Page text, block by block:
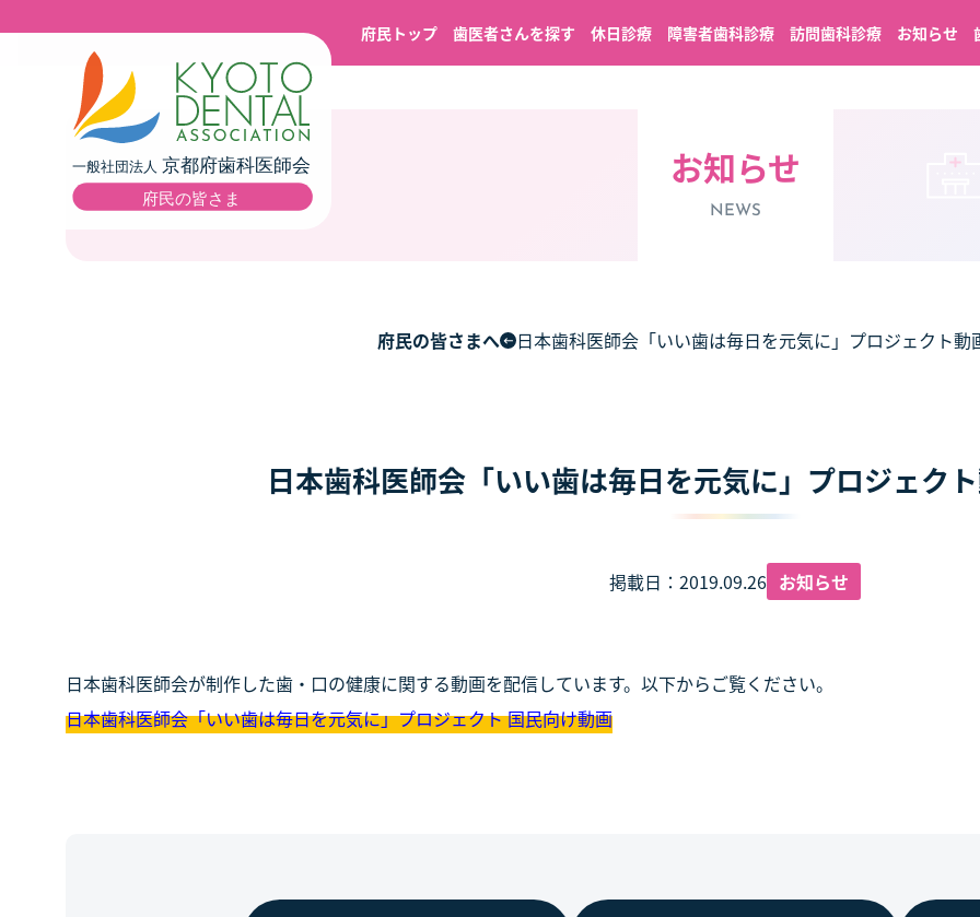
府民トップ 歯医者さんを探す 休日診療 障害者歯科診療 訪問歯科診療 お知らせ
お知らせ
NEWS
府民の皆さまへ 日本歯科医師会「いい歯は毎日を元気に」プロジェクト動
日本歯科医師会「いい歯は毎日を元気に」プロジェク
掲載日：2019.09.26 お知らせ
日本歯科医師会が制作した歯・口の健康に関する動画を配信しています。以下からご覧ください。
日本歯科医師会「いい歯は毎日を元気に」プロジェクト 国民向け動画